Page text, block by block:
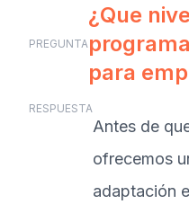
PREGUNTA
¿Que
para
RESPUESTA
Antes de
ofrecemos
adaptación